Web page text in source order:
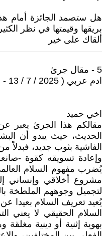
هل ستصمد الجائزة أمام
بريقها وقيمتها في نظر
ألقاك على خير
5 - مقال جرئ
ادم عربي ( 2025 / 7 / 13 - 14:17 )
اخي حميد
مقالكم هذا الجرئ يعبر
الحديث، حيث يبدو أن
الفاشية بثوب جديد، فبدلاً
وإعادة تسويقه كقوة -
يُضرب مفهوم السلام
مشروع أخلاقي وإنساني
لتجميل وجوههم الملطخة
يُعيد تعريف السلام بعيدا
السلام الحقيقي لا يعني
بهوية إثنية أو دينية